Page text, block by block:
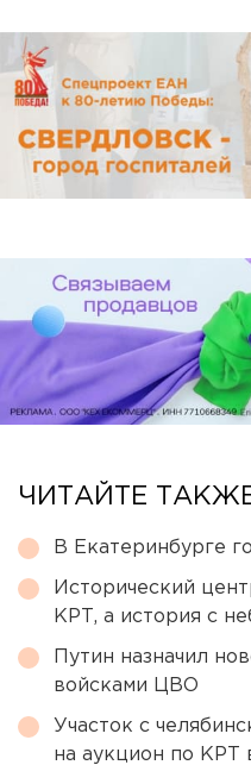
ЧИТАЙТЕ
В Екатеринбурге
Исторический
КРТ, а история с
Путин назначил
войсками ЦВО
Участок с
на аукцион по КРТ